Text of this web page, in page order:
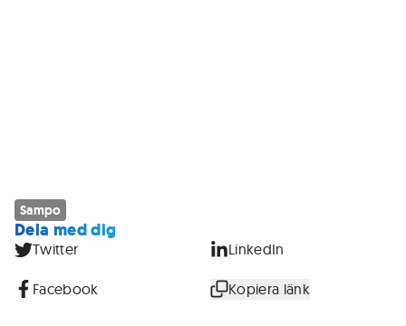
Sampo
Dela med dig
Twitter LinkedIn
Facebook Kopiera länk